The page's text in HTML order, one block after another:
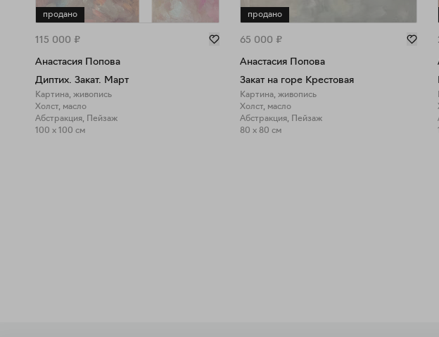
продано
115 000 ₽
Анастасия Попова
Диптих. Закат. Март
Картина, живопись
Холст, масло
Абстракция, Пейзаж
100 x 100 см
продано
65 000 ₽
Анастасия Попова
Закат на горе Крестовая
Картина, живопись
Холст, масло
Абстракция, Пейзаж
80 x 80 см